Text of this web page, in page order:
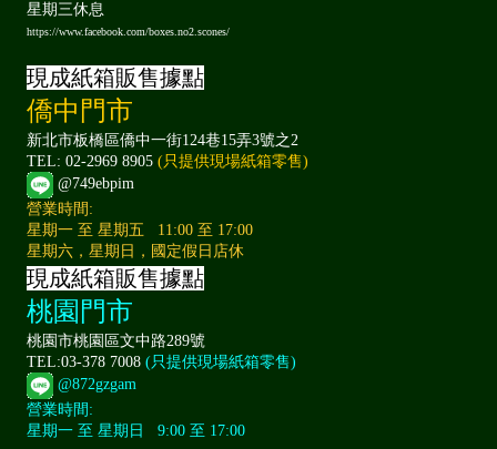
星期三休息
https://www.facebook.com/boxes.no2.scones/
現成紙箱販售據點
僑中門市
新北市板橋區僑中一街124巷15弄3號之2
TEL: 02-2969 8905 (只提供現場紙箱零售)
@749ebpim
營業時間:
星期一 至 星期五 11:00 至 17:00
星期六，星期日，國定假日店休
現成紙箱販售據點
桃園門市
桃園市桃園區文中路289號
TEL:03-378 7008 (只提供現場紙箱零售)
@872gzgam
營業時間:
星期一 至 星期日 9:00 至 17:00